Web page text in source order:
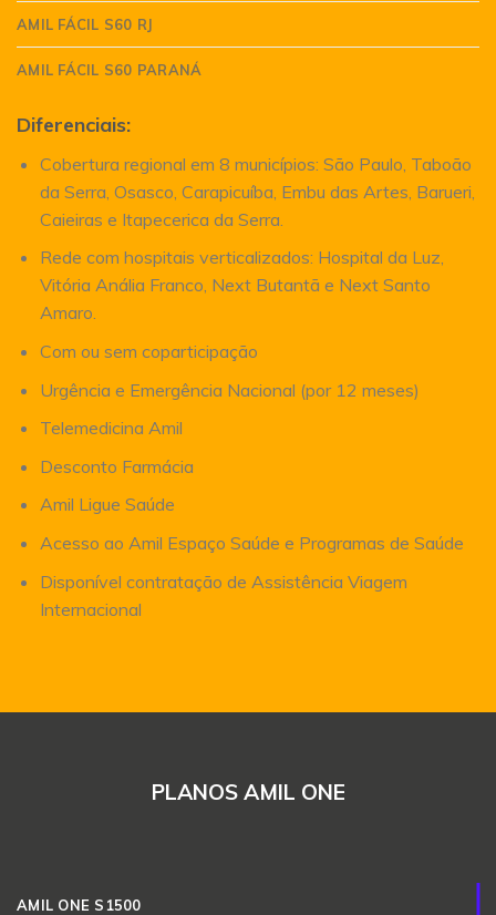
AMIL FÁCIL S60 RJ
AMIL FÁCIL S60 PARANÁ
Diferenciais:
Cobertura regional em 8 municípios: São Paulo, Taboão
da Serra, Osasco, Carapicuíba, Embu das Artes, Barueri,
Caieiras e Itapecerica da Serra.
Rede com hospitais verticalizados: Hospital da Luz,
Vitória Anália Franco, Next Butantã e Next Santo
Amaro.
Com ou sem coparticipação
Urgência e Emergência Nacional (por 12 meses)
Telemedicina Amil
Desconto Farmácia
Amil Ligue Saúde
Acesso ao Amil Espaço Saúde e Programas de Saúde
Disponível contratação de Assistência Viagem
Internacional
PLANOS AMIL ONE
AMIL ONE S1500